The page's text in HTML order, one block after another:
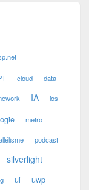
cloud data
IA ios
metro
podcast
silverlight
ui uwp